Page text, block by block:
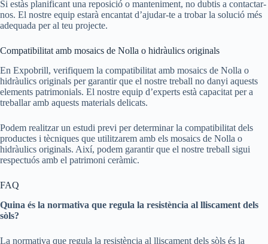
Si estàs planificant una reposició o manteniment, no dubtis a contactar-
nos. El nostre equip estarà encantat d’ajudar-te a trobar la solució més
adequada per al teu projecte.
Compatibilitat amb mosaics de Nolla o hidràulics originals
En Expobrill, verifiquem la compatibilitat amb mosaics de Nolla o
hidràulics originals per garantir que el nostre treball no danyi aquests
elements patrimonials. El nostre equip d’experts està capacitat per a
treballar amb aquests materials delicats.
Podem realitzar un estudi previ per determinar la compatibilitat dels
productes i tècniques que utilitzarem amb els mosaics de Nolla o
hidràulics originals. Així, podem garantir que el nostre treball sigui
respectuós amb el patrimoni ceràmic.
FAQ
Quina és la normativa que regula la resistència al lliscament dels
sòls?
La normativa que regula la resistència al lliscament dels sòls és la